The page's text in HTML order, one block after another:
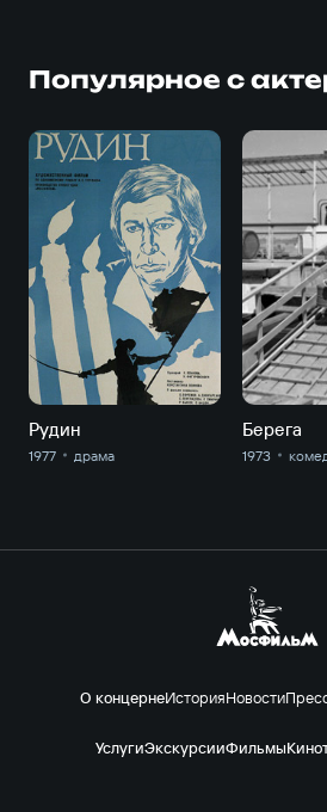
Популярное с
Рудин
1977 драма
Берега
1973
О концернеИсторияНовости
УслугиЭкскурсииФильмы